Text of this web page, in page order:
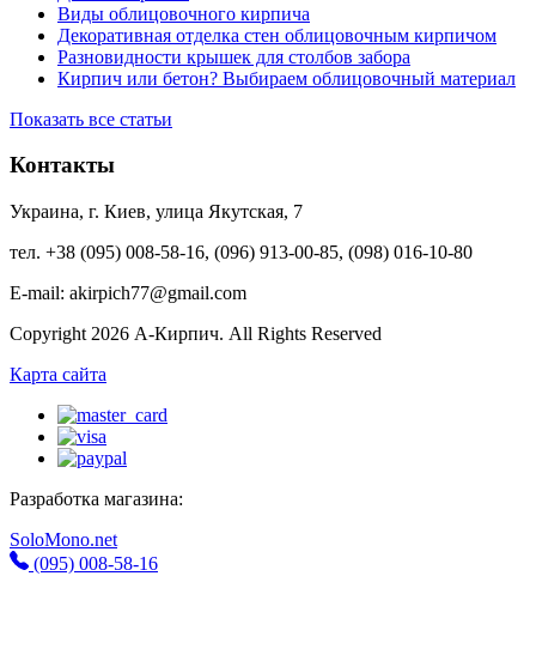
Виды облицовочного кирпича
Декоративная отделка стен облицовочным кирпичом
Разновидности крышек для столбов забора
Кирпич или бетон? Выбираем облицовочный материал
Показать все статьи
Контакты
Украина, г. Киев, улица Якутская, 7
тел. +38 (095) 008-58-16, (096) 913-00-85, (098) 016-10-80
E-mail: akirpich77@gmail.com
Copyright 2026 А-Кирпич. All Rights Reserved
Карта сайта
Разработка магазина:
SoloMono.net
(095) 008-58-16